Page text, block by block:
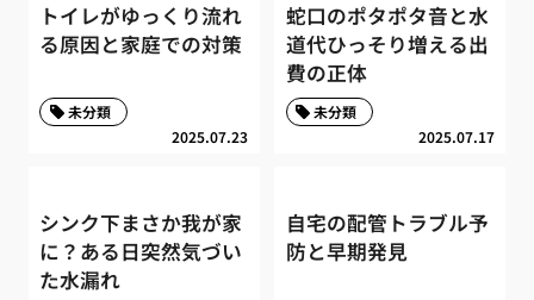
トイレがゆっくり流れ
る原因と家庭での対策
2025.07.23
未分類
蛇口のポタポタ音と水
道代ひっそり増える出
費の正体
2025.07.17
未分類
シンク下まさか我が家
に？ある日突然気づい
た水漏れ
自宅の配管トラブル予
防と早期発見